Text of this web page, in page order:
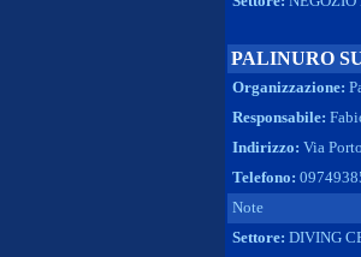
PALINURO
Organizzazione:
Responsabile:
Indirizzo: Via
Telefono:
Note
Settore: DIVING